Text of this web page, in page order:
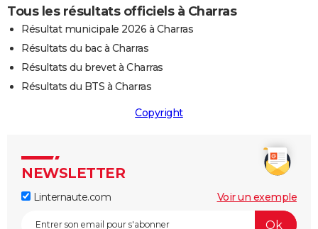
Tous les résultats officiels à Charras
Résultat municipale 2026 à Charras
Résultats du bac à Charras
Résultats du brevet à Charras
Résultats du BTS à Charras
Copyright
NEWSLETTER
Linternaute.com Voir un exemple